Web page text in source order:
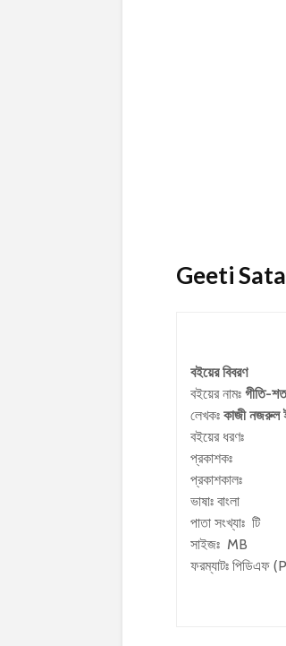
Geeti
বইয়ের বিবরণ
বইয়ের নামঃ গীতি-
লেখকঃ কাজী নজরুল
বইয়ের ধরণঃ
প্রকাশকঃ
প্রকাশকালঃ
ভাষাঃ বাংলা
পাতা সংখ্যাঃ টি
সাইজঃ MB
ফরম্যাটঃ পিডিএফ